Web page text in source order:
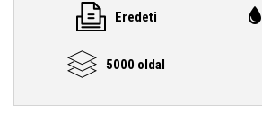
Eredeti
5000 oldal